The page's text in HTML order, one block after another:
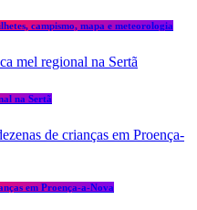
campismo, mapa e meteorologia
na Sertã
em Proença-a-Nova